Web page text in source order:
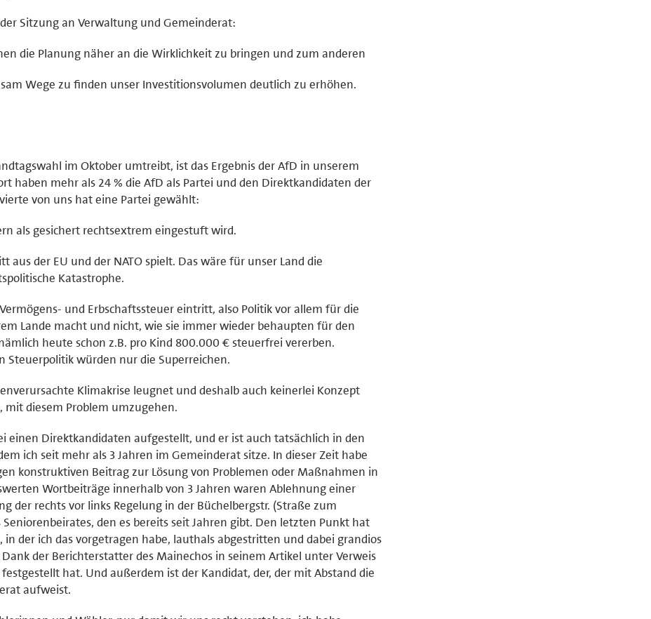
Sitzung an Verwaltung und Gemeinderat:
die Planung näher an die Wirklichkeit zu bringen und zum anderen
Wege zu finden unser Investitionsvolumen deutlich zu erhöhen.
im Oktober umtreibt, ist das Ergebnis der AfD in unserem
haben mehr als 24 % die AfD als Partei und den Direktkandidaten der
von uns hat eine Partei gewählt:
als gesichert rechtsextrem eingestuft wird.
der EU und der NATO spielt. Das wäre für unser Land die
Katastrophe.
und Erbschaftssteuer eintritt, also Politik vor allem für die
Lande macht und nicht, wie sie immer wieder behaupten für den
heute schon z.B. pro Kind 800.000 € steuerfrei vererben.
Steuerpolitik würden nur die Superreichen.
Klimakrise leugnet und deshalb auch keinerlei Konzept
diesem Problem umzugehen.
einen Direktkandidaten aufgestellt, und er ist auch tatsächlich in den
ich seit mehr als 3 Jahren im Gemeinderat sitze. In dieser Zeit habe
konstruktiven Beitrag zur Lösung von Problemen oder Maßnahmen in
Wortbeiträge innerhalb von 3 Jahren waren Ablehnung einer
der rechts vor links Regelung in der Büchelbergstr. (Straße zum
den es bereits seit Jahren gibt. Den letzten Punkt hat
der ich das vorgetragen habe, lauthals abgestritten und dabei grandios
der Berichterstatter des Mainechos in seinem Artikel unter Verweis
hat. Und außerdem ist der Kandidat, der, der mit Abstand die
aufweist.